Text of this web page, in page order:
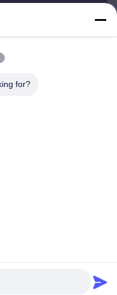
τιμήCo., Ltd.
for?